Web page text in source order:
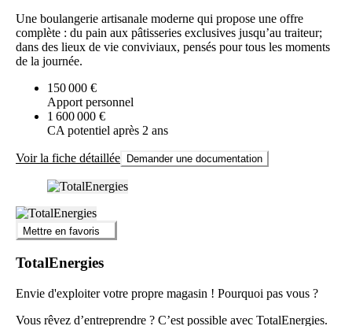
Une boulangerie artisanale moderne qui propose une offre
complète : du pain aux pâtisseries exclusives jusqu’au traiteur;
dans des lieux de vie conviviaux, pensés pour tous les moments
de la journée.
150 000 €
Apport personnel
1 600 000 €
CA potentiel après 2 ans
Voir la fiche détaillée Demander une documentation
Mettre en favoris
TotalEnergies
Envie d'exploiter votre propre magasin ! Pourquoi pas vous ?
Vous rêvez d’entreprendre ? C’est possible avec TotalEnergies.